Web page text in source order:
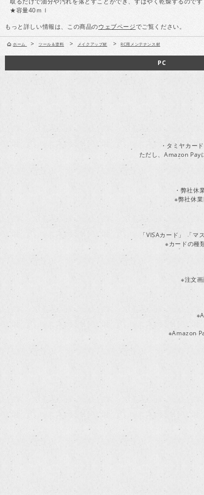
★容量40ｍｌ
もっと詳しい情報は、この商品のウェブページでご覧ください。
ホーム > ツール＆塗料 > メイクアップ材 > RC用メンテナンス材
PC
・タミヤカー
ただし、Amazon Pay
・弊社休
※弊社休業
「VISAカード」 「マ
※カードの種
※注文
※Amazon